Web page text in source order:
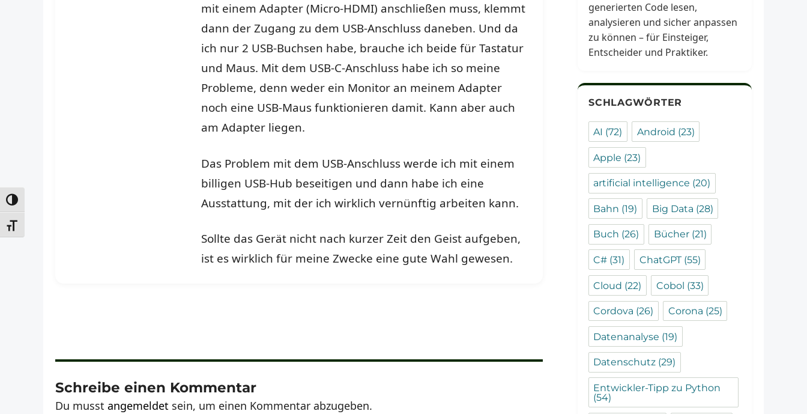
UMSCHALTEN AUF HOHE KONTRASTE
SCHRIFT VERGRÖSSERN
mit einem Adapter (Micro-HDMI) anschließen muss, klemmt
dann der Zugang zu dem USB-Anschluss daneben. Und da
ich nur 2 USB-Buchsen habe, brauche ich beide für Tastatur
und Maus. Mit dem USB-C-Anschluss habe ich so meine
Probleme, denn weder ein Monitor an meinem Adapter
noch eine USB-Maus funktionieren damit. Kann aber auch
am Adapter liegen.
Das Problem mit dem USB-Anschluss werde ich mit einem
billigen USB-Hub beseitigen und dann habe ich eine
Ausstattung, mit der ich wirklich vernünftig arbeiten kann.
Sollte das Gerät nicht nach kurzer Zeit den Geist aufgeben,
ist es wirklich für meine Zwecke eine gute Wahl gewesen.
Schreibe einen Kommentar
Du musst angemeldet sein, um einen Kommentar abzugeben.
generierten Code lesen,
analysieren und sicher anpassen
zu können – für Einsteiger,
Entscheider und Praktiker.
SCHLAGWÖRTER
AI (72) Android (23)
Apple (23)
artificial intelligence (20)
Bahn (19) Big Data (28)
Buch (26) Bücher(21)
C# (31) ChatGPT(55)
Cloud (22) Cobol (33)
Cordova (26) Corona (25)
Datenanalyse (19)
Datenschutz (29)
Entwickler-Tipp zu Python
(54)